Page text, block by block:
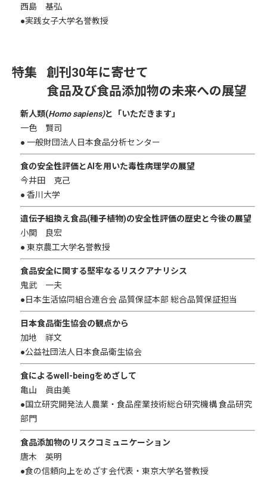
西島 基弘
●実践女子大学名誉教授
創刊30年に寄せて
食品及び食品添加物の未来への展望
新人類(Homo sapiens)と「いただきます」
一色 賢司
● 一般財団法人日本食品分析センター
食の安全性評価とAIを用いた毒性病理学の展望
今井田 克己
● 香川大学
遺伝子組換え食品(種子植物)の安全性評価の歴史と今後の展望
小関 良宏
● 東京農工大学名誉教授
食品安全に関する堅牢なるリスクアナリシス
鬼武 一夫
●日本生活協同組合連合会 品質保証本部 総合品質保証担当
日本食品衛生協会の観点から
加地 祥文
●公益社団法人日本食品衛生協会
食によるwell-beingをめざして
亀山 眞由美
●国立研究開発法人農業・食品産業技術総合研究機構 食品研究
部門
食品添加物のリスクコミュニケーション
唐木 英明
●食の信頼向上をめざす会代表・東京大学名誉教授